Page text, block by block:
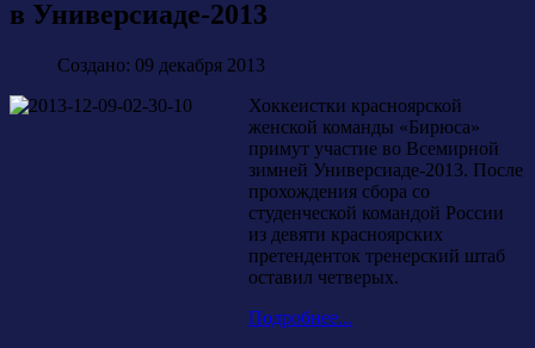
в Универсиаде-2013
Создано: 09 декабря 2013
Хоккеистки красноярской
женской команды «Бирюса»
примут участие во Всемирной
зимней Универсиаде-2013. После
прохождения сбора со
студенческой командой России
из девяти красноярских
претенденток тренерский штаб
оставил четверых.
Подробнее...